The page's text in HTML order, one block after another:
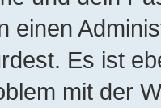
einen
Es ist
mit der